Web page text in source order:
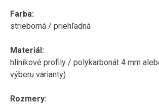
Farba:
strieborná / priehľadná
Materiál:
hliníkové profily / polykarbonát 4 mm
výberu varianty)
Rozmery: